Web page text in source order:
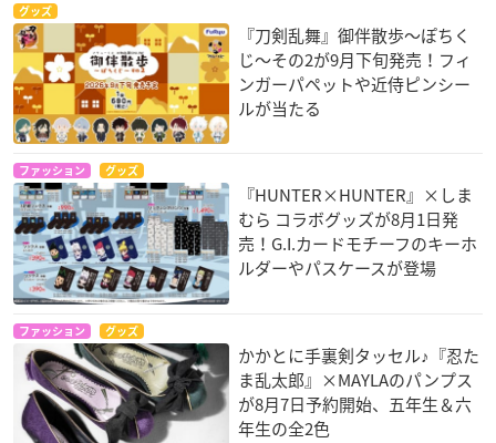
グッズ
『刀剣乱舞』御伴散歩～ぽちく
じ～その2が9月下旬発売！フィ
ンガーパペットや近侍ピンシー
ルが当たる
ファッション グッズ
『HUNTER×HUNTER』×しま
むら コラボグッズが8月1日発
売！G.I.カードモチーフのキーホ
ルダーやパスケースが登場
ファッション グッズ
かかとに手裏剣タッセル♪『忍た
ま乱太郎』×MAYLAのパンプス
が8月7日予約開始、五年生＆六
年生の全2色